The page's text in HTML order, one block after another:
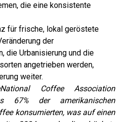
die eine konsistente
für frische, lokal geröstete
der
die Urbanisierung und die
angetrieben werden,
weiter.
National Coffee Association
67% der amerikanischen
konsumierten, was auf einen